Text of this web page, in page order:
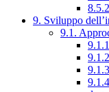
9. Sviluppo
9.1.